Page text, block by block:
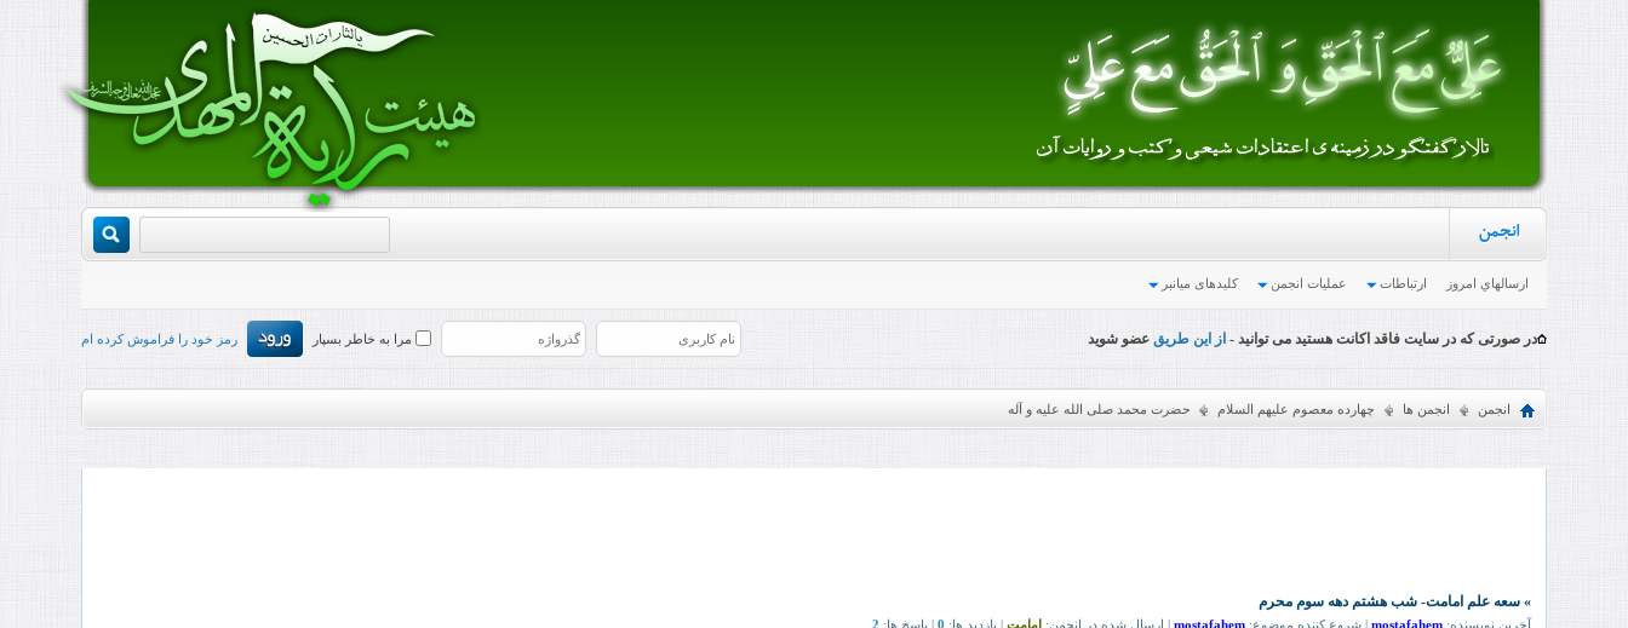
انجمن
ارسالهاي امروز ارتباطات عملیات انجمن کلیدهای میانبر
در صورتی که در سایت فاقد اکانت هستید می توانید - از این طریقعضو شوید مرا به خاطر بسپار رمز خود را فراموش کرده ام
انجمن انجمن ها چهارده معصوم علیهم السلام حضرت محمد صلی الله علیه و آله